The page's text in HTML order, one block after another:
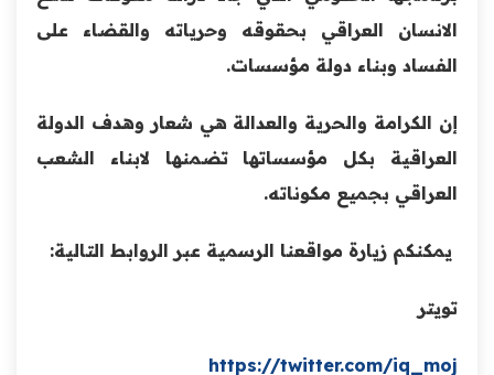
الانسان العراقي بحقوقه وحرياته والقضاء على
الفساد وبناء دولة مؤسسات.
إن الكرامة والحرية والعدالة هي شعار وهدف الدولة
العراقية بكل مؤسساتها تضمنها لابناء الشعب
العراقي بجميع مكوناته.
يمكنكم زيارة مواقعنا الرسمية عبر الروابط التالية:
تويتر
https://twitter.com/iq_moj